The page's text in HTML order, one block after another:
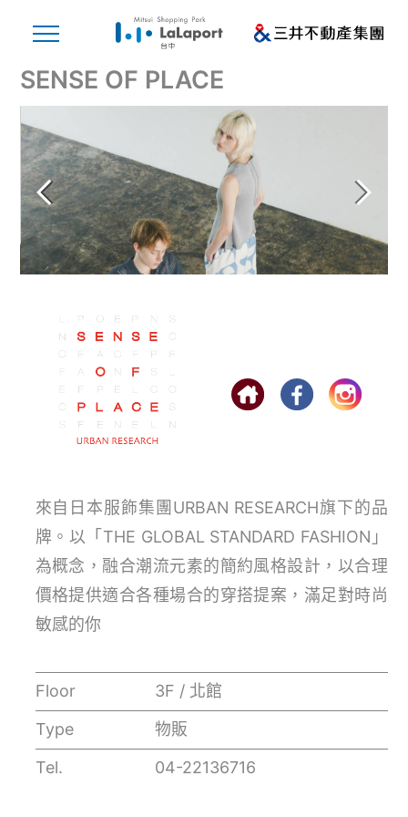
SENSE OF PLACE
來自日本服飾集團URBAN RESEARCH旗下的品
牌。以「THE GLOBAL STANDARD FASHION」
為概念，融合潮流元素的簡約風格設計，以合理
價格提供適合各種場合的穿搭提案，滿足對時尚
敏感的你
Floor
3F / 北館
Type
物販
Tel.
04-22136716